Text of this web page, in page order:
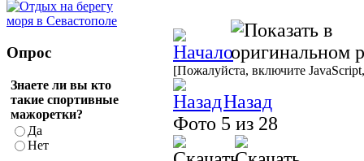
[Пожалуйста, включите
Назад
Фото 5 из 28
Опрос
Знаете ли вы кто
такие спортивные
мажоретки?
Да
Нет